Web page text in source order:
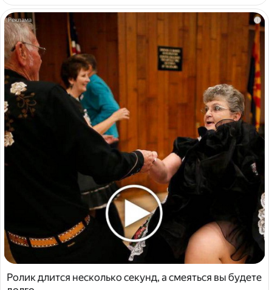
i
Ролик длится несколько секунд, а смеяться вы будете